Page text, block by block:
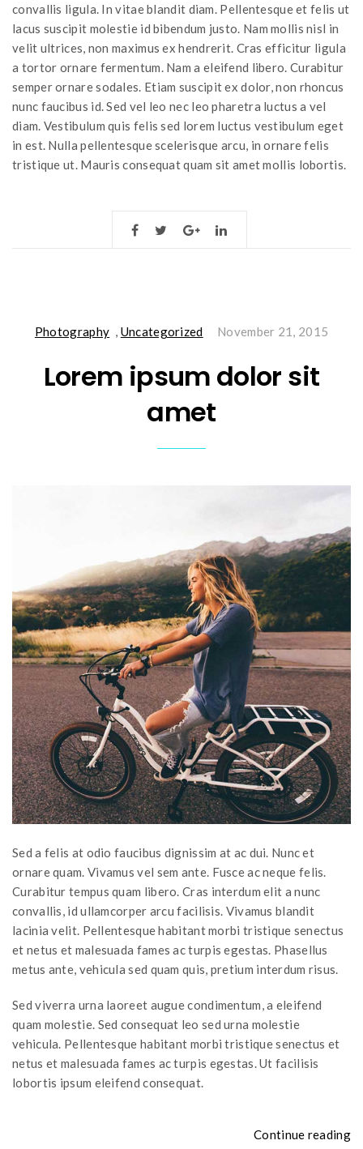
convallis ligula. In vitae blandit diam. Pellentesque et felis ut
lacus suscipit molestie id bibendum justo. Nam mollis nisl in
velit ultrices, non maximus ex hendrerit. Cras efficitur ligula
a tortor ornare fermentum. Nam a eleifend libero. Curabitur
semper ornare sodales. Etiam suscipit ex dolor, non rhoncus
nunc faucibus id. Sed vel leo nec leo pharetra luctus a vel
diam. Vestibulum quis felis sed lorem luctus vestibulum eget
in est. Nulla pellentesque scelerisque arcu, in ornare felis
tristique ut. Mauris consequat quam sit amet mollis lobortis.
Photography , Uncategorized November 21, 2015
Lorem ipsum dolor sit
amet
Sed a felis at odio faucibus dignissim at ac dui. Nunc et
ornare quam. Vivamus vel sem ante. Fusce ac neque felis.
Curabitur tempus quam libero. Cras interdum elit a nunc
convallis, id ullamcorper arcu facilisis. Vivamus blandit
lacinia velit. Pellentesque habitant morbi tristique senectus
et netus et malesuada fames ac turpis egestas. Phasellus
metus ante, vehicula sed quam quis, pretium interdum risus.
Sed viverra urna laoreet augue condimentum, a eleifend
quam molestie. Sed consequat leo sed urna molestie
vehicula. Pellentesque habitant morbi tristique senectus et
netus et malesuada fames ac turpis egestas. Ut facilisis
lobortis ipsum eleifend consequat.
Continue reading